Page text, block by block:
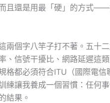
且還是用最「硬」的方式——
兩個字八竿子打不著。五十
、信號干擾比、網路延遲這
格都必須符合ITU（國際電
練讓我養成一個習慣：任何
結果。